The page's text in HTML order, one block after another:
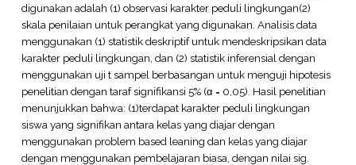
digunakan adalah (1) observasi karakter peduli lingkungan(2)
skala penilaian untuk perangkat yang digunakan. Analisis data
menggunakan (1) statistik deskriptif untuk mendeskripsikan data
karakter peduli lingkungan, dan (2) statistik inferensial dengan
menggunakan uji t sampel berbasangan untuk menguji hipotesis
penelitian dengan taraf signifikansi 5% (α = 0,05). Hasil penelitian
menunjukkan bahwa: (1)terdapat karakter peduli lingkungan
siswa yang signifikan antara kelas yang diajar dengan
menggunakan problem based leaning dan kelas yang diajar
dengan menggunakan pembelajaran biasa, dengan nilai sig.